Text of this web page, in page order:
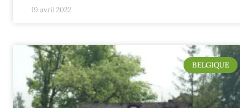
19 avril 2022
BELGIQUE